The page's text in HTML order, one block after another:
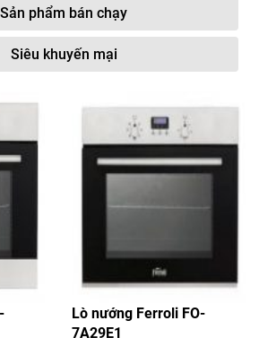
Sản phẩm bán chạy
Siêu khuyến mại
Lò nướng Ferroli FO-
7A29E1